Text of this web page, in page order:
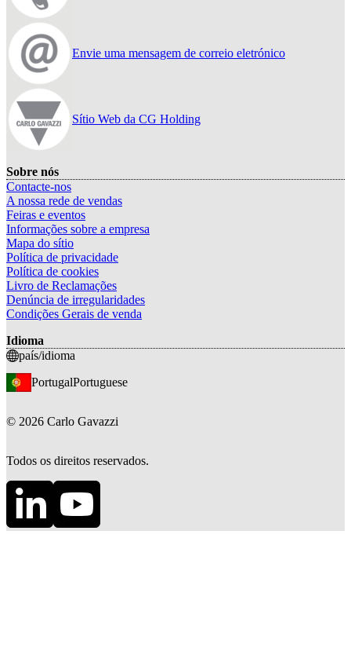
Envie uma mensagem de correio eletrónico
Sítio Web da CG Holding
Sobre nós
Contacte-nos
A nossa rede de vendas
Feiras e eventos
Informações sobre a empresa
Mapa do sítio
Política de privacidade
Política de cookies
Livro de Reclamações
Denúncia de irregularidades
Condições Gerais de venda
Idioma
país/idioma
PortugalPortuguese
© 2026 Carlo Gavazzi
Todos os direitos reservados.